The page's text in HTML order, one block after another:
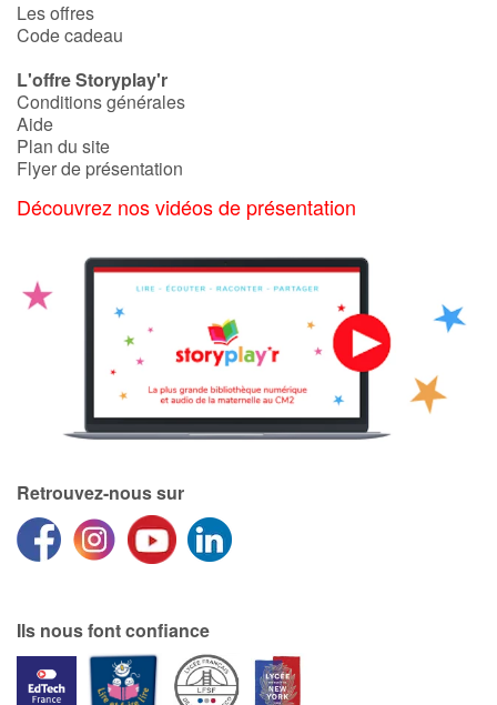
Les offres
Code cadeau
L'offre Storyplay'r
Conditions générales
Aide
Plan du site
Flyer de présentation
Découvrez nos vidéos de présentation
Retrouvez-nous sur
Ils nous font confiance